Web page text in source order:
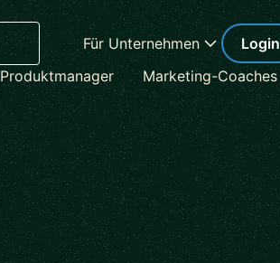
Für Unternehmen Login
Produktmanager Marketing-Coaches